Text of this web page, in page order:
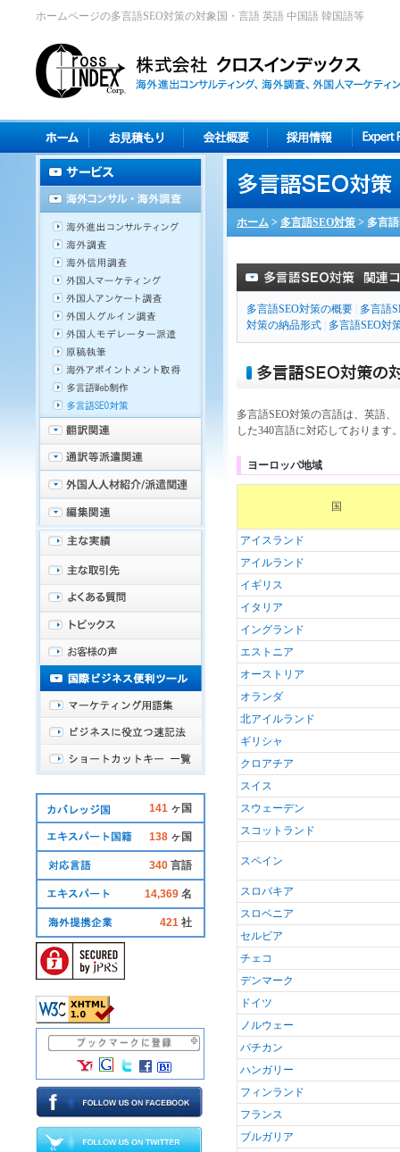
ホームページの多言語SEO対策の対象国・言語 英語 中国語 韓国語等
ホーム > 多言語SEO対策 > 多言
多言語SEO対策の概要
多言語
対策の納品形式
多言語SEO対
多言語SEO対策の言語は、 英語、
した340言語に対応しております
ヨーロッパ地域
国
アイスランド
アイルランド
イギリス
イタリア
イングランド
エストニア
オーストリア
オランダ
北アイルランド
ギリシャ
クロアチア
スイス
スウェーデン
スコットランド
スペイン
スロバキア
スロベニア
セルビア
チェコ
デンマーク
ドイツ
ノルウェー
バチカン
ハンガリー
フィンランド
フランス
ブルガリア
141 ヶ国
138 ヶ国
340 言語
14,369 名
421 社